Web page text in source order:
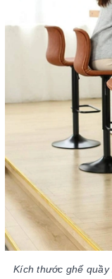
Kích thước ghế